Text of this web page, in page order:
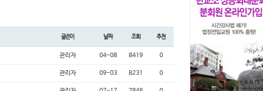
글쓴이 날짜 조회 추천
관리자 04-08 8419 0
관리자 09-03 8231 0